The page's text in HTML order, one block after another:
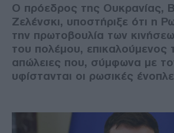
Ο πρόεδρος της Ουκρανίας,
Ζελένσκι, υποστήριξε ότι η
την πρωτοβουλία των
του πολέμου, επικαλούμενος
απώλειες που, σύμφωνα με
υφίστανται οι ρωσικές